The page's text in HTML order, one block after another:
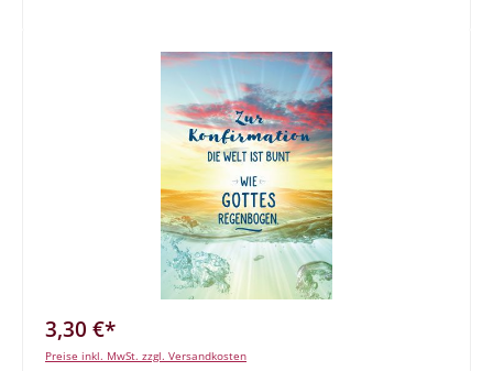
Bildergalerie überspringen
3,30 €*
Preise inkl. MwSt. zzgl. Versandkosten